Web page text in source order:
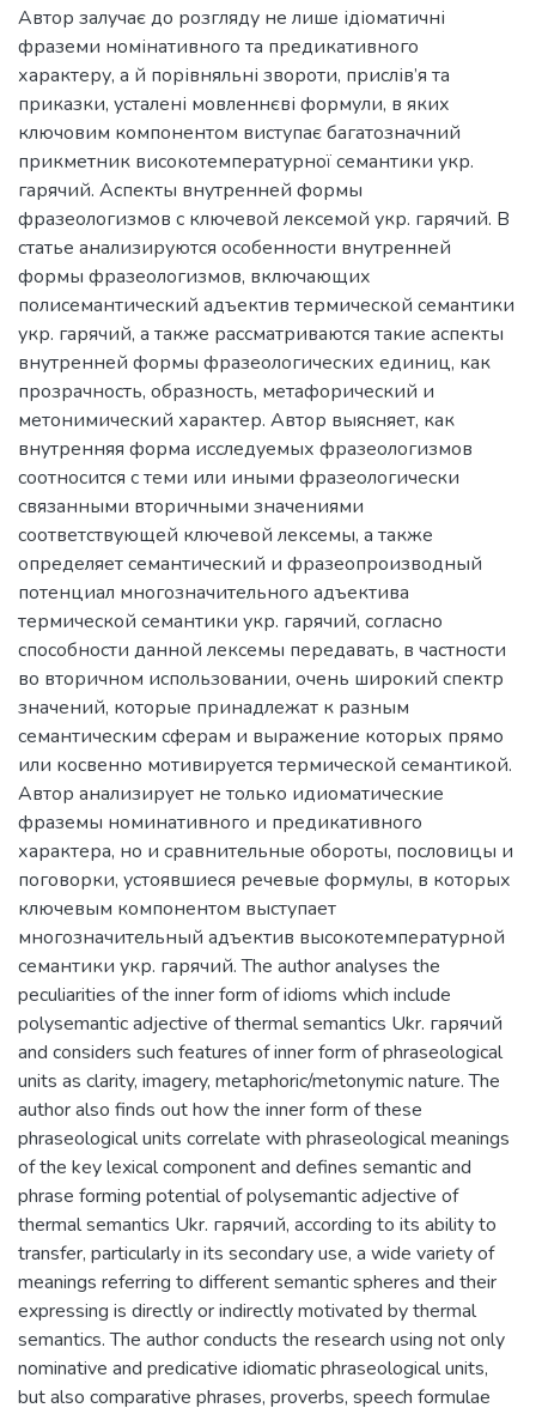
Автор залучає до розгляду не лише ідіоматичні
фраземи номінативного та предикативного
характеру, а й порівняльні звороти, прислів’я та
приказки, усталені мовленнєві формули, в яких
ключовим компонентом виступає багатозначний
прикметник високотемпературної семантики укр.
гарячий. Аспекты внутренней формы
фразеологизмов с ключевой лексемой укр. гарячий. В
статье анализируются особенности внутренней
формы фразеологизмов, включающих
полисемантический адъектив термической семантики
укр. гарячий, а также рассматриваются такие аспекты
внутренней формы фразеологических единиц, как
прозрачность, образность, метафорический и
метонимический характер. Автор выясняет, как
внутренняя форма исследуемых фразеологизмов
соотносится с теми или иными фразеологически
связанными вторичными значениями
соответствующей ключевой лексемы, а также
определяет семантический и фразеопроизводный
потенциал многозначительного адъектива
термической семантики укр. гарячий, согласно
способности данной лексемы передавать, в частности
во вторичном использовании, очень широкий спектр
значений, которые принадлежат к разным
семантическим сферам и выражение которых прямо
или косвенно мотивируется термической семантикой.
Автор анализирует не только идиоматические
фраземы номинативного и предикативного
характера, но и сравнительные обороты, пословицы и
поговорки, устоявшиеся речевые формулы, в которых
ключевым компонентом выступает
многозначительный адъектив высокотемпературной
семантики укр. гарячий. The author analyses the
peculiarities of the inner form of idioms which include
polysemantic adjective of thermal semantics Ukr. гарячий
and considers such features of inner form of phraseological
units as clarity, imagery, metaphoric/metonymic nature. The
author also finds out how the inner form of these
phraseological units correlate with phraseological meanings
of the key lexical component and defines semantic and
phrase forming potential of polysemantic adjective of
thermal semantics Ukr. гарячий, according to its ability to
transfer, particularly in its secondary use, a wide variety of
meanings referring to different semantic spheres and their
expressing is directly or indirectly motivated by thermal
semantics. The author conducts the research using not only
nominative and predicative idiomatic phraseological units,
but also comparative phrases, proverbs, speech formulae